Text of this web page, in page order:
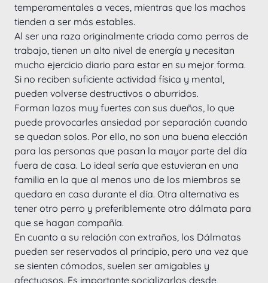
temperamentales a veces, mientras que los machos
tienden a ser más estables.
Al ser una raza originalmente criada como perros de
trabajo, tienen un alto nivel de energía y necesitan
mucho ejercicio diario para estar en su mejor forma.
Si no reciben suficiente actividad física y mental,
pueden volverse destructivos o aburridos.
Forman lazos muy fuertes con sus dueños, lo que
puede provocarles ansiedad por separación cuando
se quedan solos. Por ello, no son una buena elección
para las personas que pasan la mayor parte del día
fuera de casa. Lo ideal sería que estuvieran en una
familia en la que al menos uno de los miembros se
quedara en casa durante el día. Otra alternativa es
tener otro perro y preferiblemente otro dálmata para
que se hagan compañía.
En cuanto a su relación con extraños, los Dálmatas
pueden ser reservados al principio, pero una vez que
se sienten cómodos, suelen ser amigables y
afectuosos. Es importante socializarlos desde